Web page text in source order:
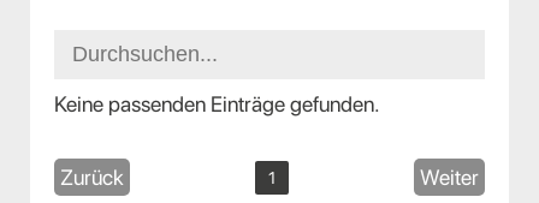
Keine passenden Einträge gefunden.
Zurück 1 Weiter